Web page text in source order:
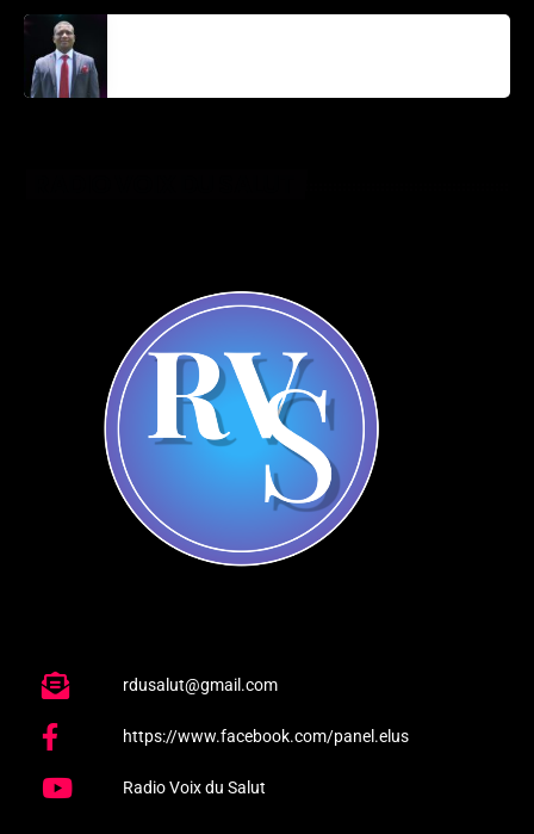
rdusalut@gmail.com
https://www.facebook.com/panel.elus
Radio Voix du Salut